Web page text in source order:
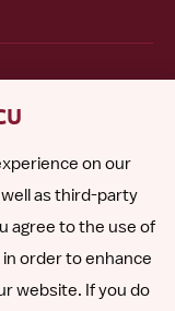
on our
as third-party
agree to the use of
order to enhance
website. If you do